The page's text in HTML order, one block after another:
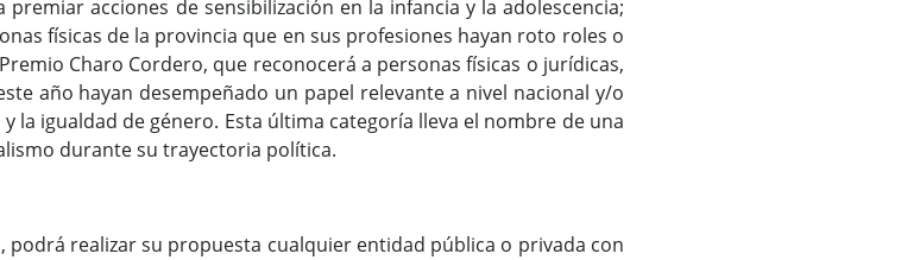
acciones de sensibilización en la infancia y la adolescencia;
físicas de la provincia que en sus profesiones hayan roto roles o
Charo Cordero, que reconocerá a personas físicas o jurídicas,
año hayan desempeñado un papel relevante a nivel nacional y/o
la igualdad de género. Esta última categoría lleva el nombre de una
durante su trayectoria política.
podrá realizar su propuesta cualquier entidad pública o privada con